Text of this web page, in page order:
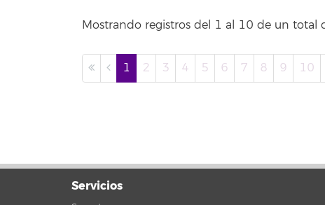
Mostrando registros del 1 al 10 de un total
1 2 3 4 5 6 7 8 9 10
Servicios